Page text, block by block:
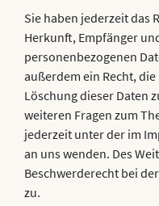
Sie haben jederzeit das
Herkunft, Empfänger
personenbezogenen
außerdem ein Recht,
Löschung dieser Daten
weiteren Fragen zum
jederzeit unter der im
an uns wenden. Des
Beschwerderecht bei
zu.